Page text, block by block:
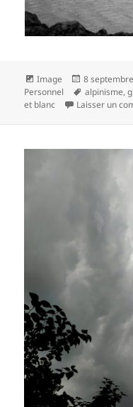
Format
Image
Publié
le
8
Personnel
Mots-
clés
alpinisme,
et blanc
Laisser un